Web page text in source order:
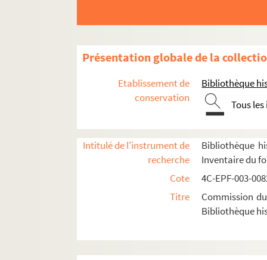
Présentation globale de la
Etablissement de
conservation
Bibliothèque
Tous
Intitulé de l'instrument de
recherche
Bibliothèque
Inventaire du
Cote
4C-EPF-003-
Titre
Commission
Bibliothèque
Dossier n° 36
Dossier n° 37
Dossier n° 38
Dossier n° 39
Dossier n° 41
Dossier n° 42
Dossier n° 47